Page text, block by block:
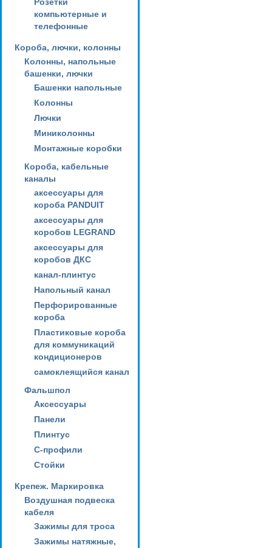
компьютерные и
телефонные
Короба, лючки, колонны
Колонны, напольные
башенки, лючки
Башенки напольные
Колонны
Лючки
Миниколонны
Монтажные коробки
Короба, кабельные
каналы
аксессуары для
короба PANDUIT
аксессуары для
коробов LEGRAND
аксессуары для
коробов ДКС
канал-плинтус
Напольный канал
Перфорированные
короба
Пластиковые короба
для коммуникаций
кондиционеров
самоклеящийся канал
Фальшпол
Аксессуары
Панели
Плинтус
С-профили
Стойки
Крепеж. Маркировка
Воздушная подвеска
кабеля
Зажимы для троса
Зажимы натяжные,